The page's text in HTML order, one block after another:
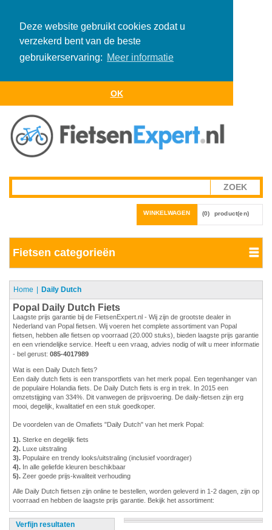
Deze website gebruikt cookies zodat u
verzekerd bent van de beste
gebruikerservaring: Meer informatie
OK
WINKELWAGEN (0) product(en)
Fietsen categorieën
Home Daily Dutch
Popal Daily Dutch Fiets
Laagste prijs garantie bij de FietsenExpert.nl - Wij zijn de grootste dealer in
Nederland van Popal fietsen. Wij voeren het complete assortiment van Popal
fietsen, hebben alle fietsen op voorraad (20.000 stuks), bieden laagste prijs garantie
en een vriendelijke service. Heeft u een vraag, advies nodig of wilt u meer informatie
- bel gerust: 085-4017989
Wat is een Daily Dutch fiets?
Een daily dutch fiets is een transportfiets van het merk popal. Een tegenhanger van
de populaire Holandia fiets. De Daily Dutch fiets is erg in trek. In 2015 een
omzetstijging van 334%. Dit vanwegen de prijsvoering. De daily-fietsen zijn erg
mooi, degelijk, kwalitatief en een stuk goedkoper.
De voordelen van de Omafiets "Daily Dutch" van het merk Popal:
1). Sterke en degelijk fiets
2). Luxe uitstraling
3). Populaire en trendy looks/uitstraling (inclusief voordrager)
4). In alle geliefde kleuren beschikbaar
5). Zeer goede prijs-kwaliteit verhouding
Alle Daily Dutch fietsen zijn online te bestellen, worden geleverd in 1-2 dagen, zijn op
voorraad en hebben de laagste prijs garantie. Bekijk het assortiment:
Verfijn resultaten